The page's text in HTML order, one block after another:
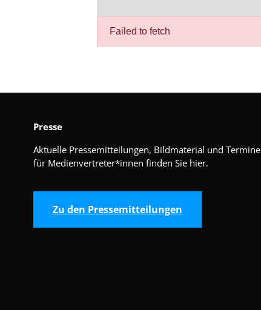
Failed to fetch
Presse
Aktuelle Pressemitteilungen, Bildmaterial und Termine
für Medienvertreter*innen finden Sie hier.
Zu den Pressemitteilungen